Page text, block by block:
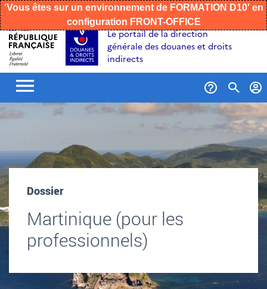
Aller
au
contenu
Aller
recherche
Aller
au
menu
'Vous êtes sur un environnement de FORMATION D10' en
configuration FRONT-OFFICE
Le portail de la direction
générale des douanes et droits
indirects
de
Dossier
Martinique (pour les
professionnels)